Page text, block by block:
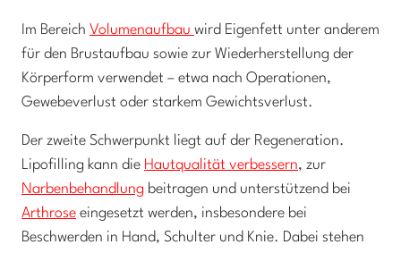
Im Bereich Volumenaufbau wird Eigenfett unter anderem
für den Brustaufbau sowie zur Wiederherstellung der
Körperform verwendet – etwa nach Operationen,
Gewebeverlust oder starkem Gewichtsverlust.
Der zweite Schwerpunkt liegt auf der Regeneration.
Lipofilling kann die Hautqualität verbessern, zur
Narbenbehandlung beitragen und unterstützend bei
Arthrose eingesetzt werden, insbesondere bei
Beschwerden in Hand, Schulter und Knie. Dabei stehen